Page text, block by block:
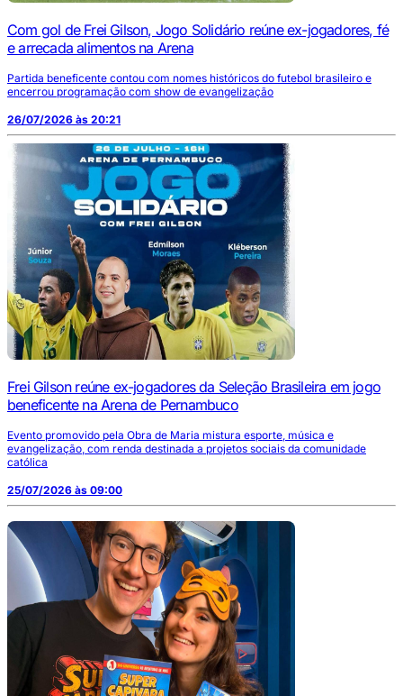
Com gol de Frei Gilson, Jogo Solidário reúne ex-jogadores, fé
e arrecada alimentos na Arena
Partida beneficente contou com nomes históricos do futebol brasileiro e
encerrou programação com show de evangelização
26/07/2026 às 20:21
Frei Gilson reúne ex-jogadores da Seleção Brasileira em jogo
beneficente na Arena de Pernambuco
Evento promovido pela Obra de Maria mistura esporte, música e
evangelização, com renda destinada a projetos sociais da comunidade
católica
25/07/2026 às 09:00